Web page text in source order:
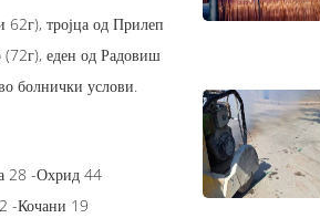
тројца од Прилеп
(72г), еден од Радовиш
болнички услови.
28 -Охрид 44
-Кочани 19